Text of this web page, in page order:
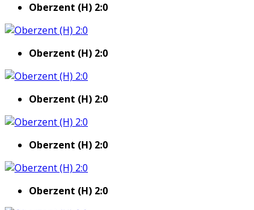
Oberzent (H) 2:0
Oberzent (H) 2:0
Oberzent (H) 2:0
Oberzent (H) 2:0
Oberzent (H) 2:0